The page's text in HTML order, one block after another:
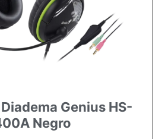
Genius HS-
Negro